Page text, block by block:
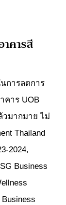
คารสี
การลดการ
คาร UOB
วมากมาย ไม่
Thailand
2024,
Business
Business